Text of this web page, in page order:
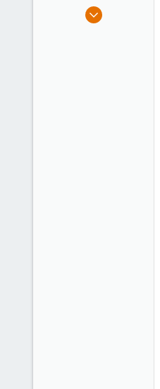
Apr 3, 2025